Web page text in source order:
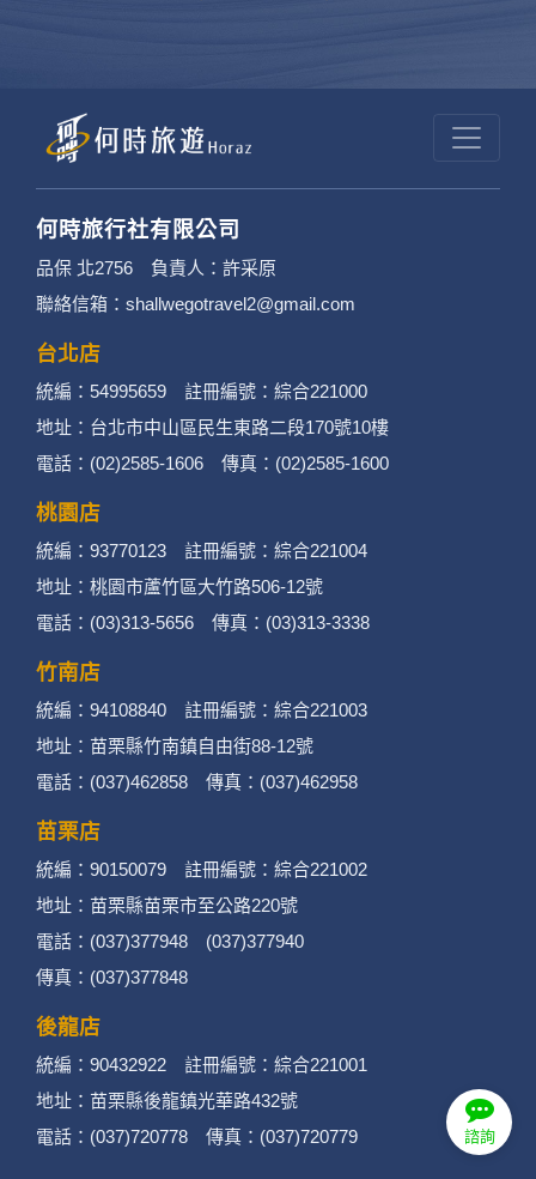
諮詢
何時旅行社有限公司
品保 北2756 負責人：許采原
聯絡信箱：shallwegotravel2@gmail.com
台北店
統編：54995659 註冊編號：綜合221000
地址：台北市中山區民生東路二段170號10樓
電話：(02)2585-1606 傳真：(02)2585-1600
桃園店
統編：93770123 註冊編號：綜合221004
地址：桃園市蘆竹區大竹路506-12號
電話：(03)313-5656 傳真：(03)313-3338
竹南店
統編：94108840 註冊編號：綜合221003
地址：苗栗縣竹南鎮自由街88-12號
電話：(037)462858 傳真：(037)462958
苗栗店
統編：90150079 註冊編號：綜合221002
地址：苗栗縣苗栗市至公路220號
電話：(037)377948 (037)377940
傳真：(037)377848
後龍店
統編：90432922 註冊編號：綜合221001
地址：苗栗縣後龍鎮光華路432號
電話：(037)720778 傳真：(037)720779